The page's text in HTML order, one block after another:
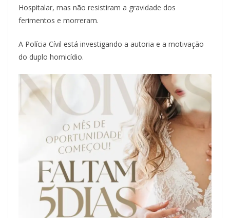
Hospitalar, mas não resistiram a gravidade dos
ferimentos e morreram.
A Polícia Cívil está investigando a autoria e a motivação
do duplo homicídio.